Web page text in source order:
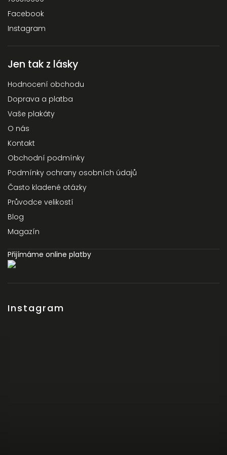
Facebook
Instagram
Jen tak z lásky
Hodnocení obchodu
Doprava a platba
Vaše plakáty
O nás
Kontakt
Obchodní podmínky
Podmínky ochrany osobních údajů
Často kladené otázky
Průvodce velikostí
Blog
Magazín
Přijímáme online platby
Instagram